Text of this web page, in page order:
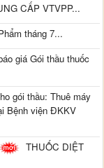
CẤP VTVPP...
tháng 7...
giá Gói thầu thuốc
gói thầu: Thuê máy
Bệnh viện ĐKKV
THUỐC DIỆT